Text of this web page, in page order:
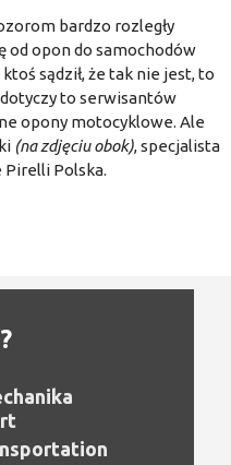
bardzo rozległy
od opon do samochodów
sądził, że tak nie jest, to
dotyczy to serwisantów
opony motocyklowe. Ale
(na zdjęciu obok), specjalista
Polska.